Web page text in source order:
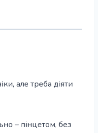
але треба діяти
– пінцетом, без